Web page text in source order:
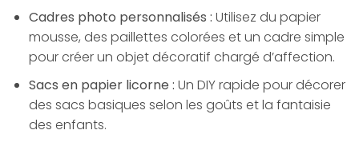
Cadres photo personnalisés : Utilisez du papier
mousse, des paillettes colorées et un cadre simple
pour créer un objet décoratif chargé d’affection.
Sacs en papier licorne : Un DIY rapide pour décorer
des sacs basiques selon les goûts et la fantaisie
des enfants.